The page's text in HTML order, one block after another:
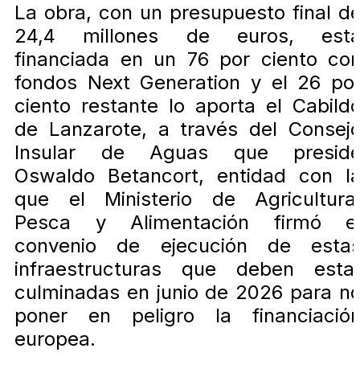
La obra, con un presupuesto final
24,4 millones de euros,
financiada en un 76 por ciento
fondos Next Generation y el 26
ciento restante lo aporta el
de Lanzarote, a través del
Insular de Aguas que
Oswaldo Betancort, entidad con
que el Ministerio de
Pesca y Alimentación firmó
convenio de ejecución de
infraestructuras que deben
culminadas en junio de 2026 para
poner en peligro la
europea.